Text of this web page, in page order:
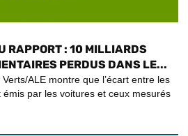
RAPPORT : 10 MILLIARDS
PERDUS DANS LE...
ALE montre que l’écart entre les
par les voitures et ceux mesurés